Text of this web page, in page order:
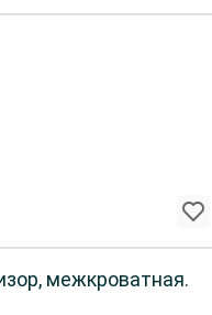
межкроватная.